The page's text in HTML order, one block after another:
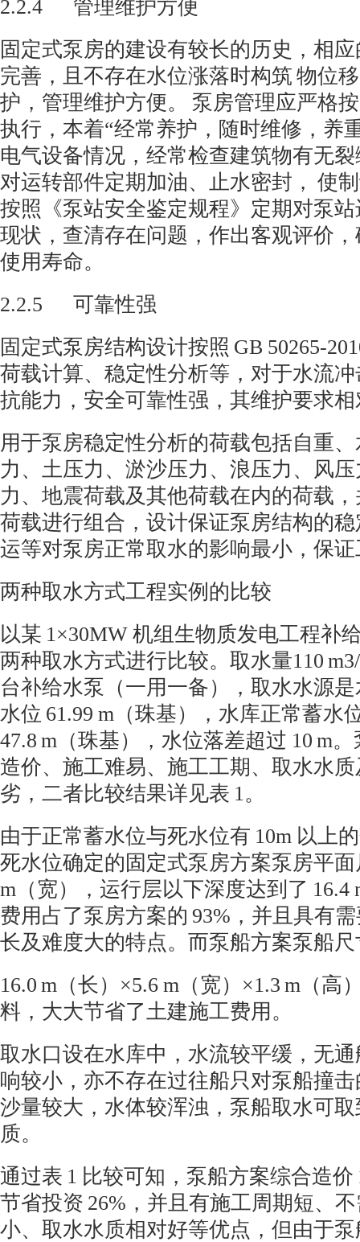
2.2.4 管理维护方便
固定式泵房的建设有较长的历史，相
完善，且不存在水位涨落时构筑 物位
护，管理维护方便。 泵房管理应严格
执行，本着“经常养护，随时维修，养
电气设备情况，经常检查建筑物有无
对运转部件定期加油、止水密封， 使
按照《泵站安全鉴定规程》定期对泵
现状，查清存在问题，作出客观评价
使用寿命。
2.2.5可靠性强
固定式泵房结构设计按照 GB 50265-
荷载计算、稳定性分析等，对于水流
抗能力，安全可靠性强，其维护要求
用于泵房稳定性分析的荷载包括自重
力、土压力、淤沙压力、浪压力、风
力、地震荷载及其他荷载在内的荷载
荷载进行组合，设计保证泵房结构的
运等对泵房正常取水的影响最小，保
两种取水方式工程实例的比较
以某 1×30MW 机组生物质发电工程补
两种取水方式进行比较。取水量110
台补给水泵（一用一备），取水水源
水位 61.99 m （珠基），水库正常蓄水
47.8 m （珠基），水位落差超过 10 m。
造价、施工难易、施工工期、取水水
劣，二者比较结果详见表 1。
由于正常蓄水位与死水位有 10m 以上
死水位确定的固定式泵房方案泵房平
m （宽），运行层以下深度达到了 16.4
费用占了泵房方案的93% ，并且具有
长及难度大的特点。而泵船方案泵船
16.0 m （长）×5.6 m （宽）×1.3 m （高
料，大大节省了土建施工费用。
取水口设在水库中，水流较平缓，无
响较小，亦不存在过往船只对泵船撞
沙量较大，水体较浑浊，泵船取水可
质。
通过表 1 比较可知，泵船方案综合造价
节省投资 26% ，并且有施工周期短、
小、取水水质相对好等优点，但由于